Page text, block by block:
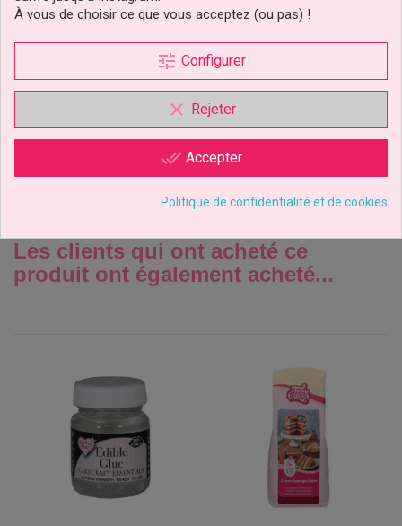
Ajouter au panier
Les clients qui ont acheté ce
produit ont également acheté...
À vous de choisir ce que vous acceptez (ou pas) !
tune Configurer
clear Rejeter
done_all Accepter
Politique de confidentialité et de cookies